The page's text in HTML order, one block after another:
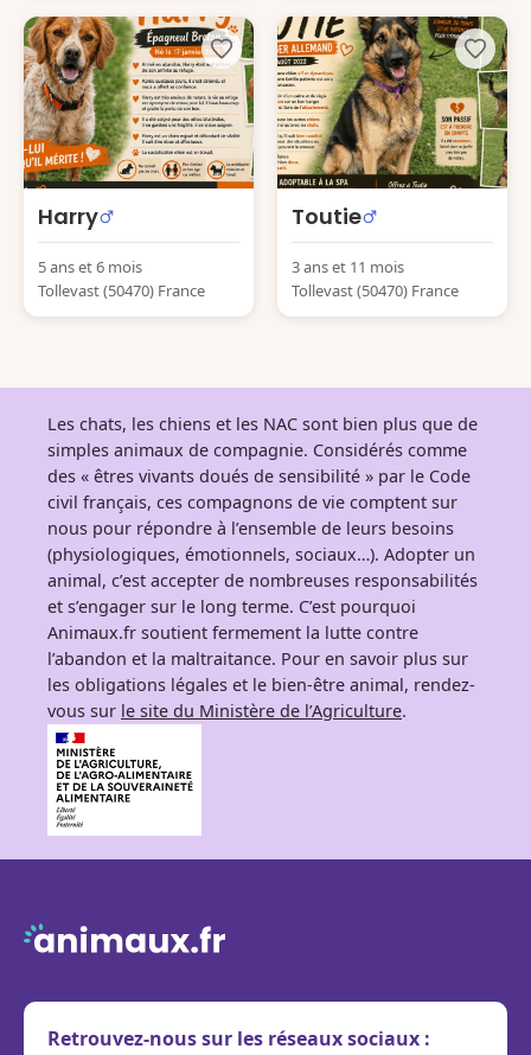
Harry
5 ans et 6 mois
Tollevast (50470) France
Toutie
3 ans et 11 mois
Tollevast (50470) France
Les chats, les chiens et les NAC sont bien plus que de
simples animaux de compagnie. Considérés comme
des « êtres vivants doués de sensibilité » par le Code
civil français, ces compagnons de vie comptent sur
nous pour répondre à l’ensemble de leurs besoins
(physiologiques, émotionnels, sociaux…). Adopter un
animal, c’est accepter de nombreuses responsabilités
et s’engager sur le long terme. C’est pourquoi
Animaux.fr soutient fermement la lutte contre
l’abandon et la maltraitance. Pour en savoir plus sur
les obligations légales et le bien-être animal, rendez-
vous sur le site du Ministère de l’Agriculture.
Retrouvez-nous sur les réseaux sociaux :